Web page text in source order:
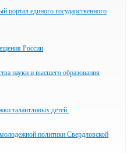
единого государственного
России
науки и высшего образования
талантливых детей.
политики Свердловской